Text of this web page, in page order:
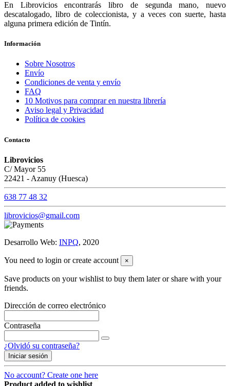
En Librovicios encontrarás libro de segunda mano, nuevo
descatalogado, libro de coleccionista, y a veces con suerte, hasta
alguna primera edición de Tintín.
Información
Sobre Nosotros
Envío
Condiciones de venta y envío
FAQ
10 Motivos para comprar en nuestra librería
Aviso legal y Privacidad
Política de cookies
Contacto
Librovicios
C/ Mayor 55
22421 - Azanuy (Huesca)
638 77 48 32
librovicios@gmail.com
Desarrollo Web: INPQ, 2020
You need to login or create account ×
Save products on your wishlist to buy them later or share with your
friends.
Dirección de correo electrónico
Contraseña
¿Olvidó su contraseña?
Iniciar sesión
No account? Create one here
Product added to wishlist